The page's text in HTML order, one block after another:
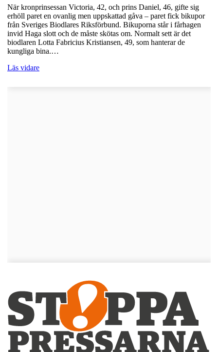
När kronprinsessan Victoria, 42, och prins Daniel, 46, gifte sig
erhöll paret en ovanlig men uppskattad gåva – paret fick bikupor
från Sveriges Biodlares Riksförbund. Bikuporna står i fårhagen
invid Haga slott och de måste skötas om. Normalt sett är det
biodlaren Lotta Fabricius Kristiansen, 49, som hanterar de
kungliga bina.…
Läs vidare